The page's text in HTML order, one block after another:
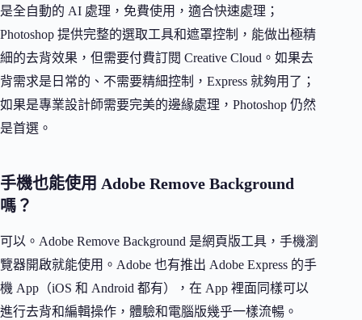
是全自動的 AI 處理，免費使用，適合快速處理；
Photoshop 提供完整的選取工具和遮罩控制，能做出極精
細的去背效果，但需要付費訂閱 Creative Cloud。如果去
背需求是日常的、不需要精細控制，Express 就夠用了；
如果是專業設計師需要完美的邊緣處理，Photoshop 仍然
是首選。
手機也能使用 Adobe Remove Background
嗎？
可以。Adobe Remove Background 是網頁版工具，手機瀏
覽器開啟就能使用。Adobe 也有推出 Adobe Express 的手
機 App（iOS 和 Android 都有），在 App 裡面同樣可以
進行去背和編輯操作，體驗和電腦版幾乎一樣流暢。